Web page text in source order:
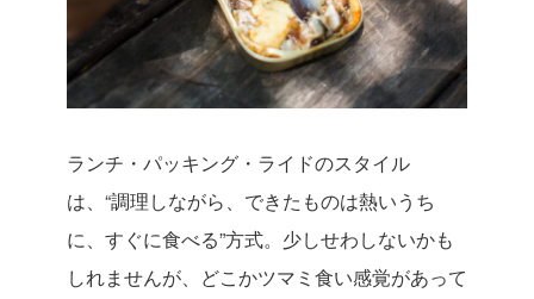
ランチ・パッキング・ライドのスタイル
は、“調理しながら、できたものは熱いうち
に、すぐに食べる”方式。少しせわしないかも
しれませんが、どこかツマミ食い感覚があって